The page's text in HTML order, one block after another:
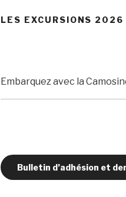
LES EXCURSIONS 2026
Embarquez avec la
Bulletin d’adhésion et